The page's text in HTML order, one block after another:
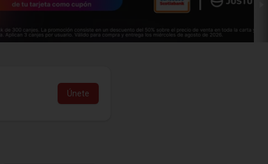
Únete